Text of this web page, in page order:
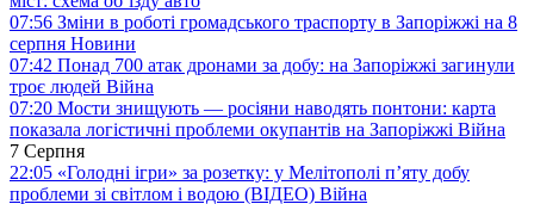
07:56 Зміни в роботі громадського траспорту в Запоріжжі на 8
серпня Новини
07:42 Понад 700 атак дронами за добу: на Запоріжжі загинули
троє людей Війна
07:20 Мости знищують — росіяни наводять понтони: карта
показала логістичні проблеми окупантів на Запоріжжі Війна
7 Серпня
22:05 «Голодні ігри» за розетку: у Мелітополі п’яту добу
проблеми зі світлом і водою (ВІДЕО) Війна